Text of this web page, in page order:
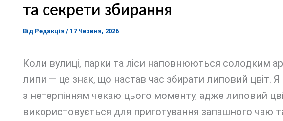
та секрети збирання
Від Редакція / 17 Червня, 2026
Коли вулиці, парки та ліси наповнюються солодким
липи — це знак, що настав час збирати липовий цвіт.
з нетерпінням чекаю цього моменту, адже липовий
використовується для приготування запашного чаю